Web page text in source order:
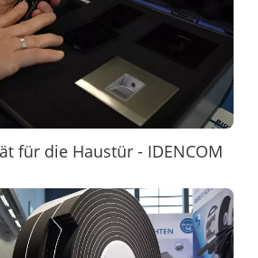
für die Haustür - IDENCOM